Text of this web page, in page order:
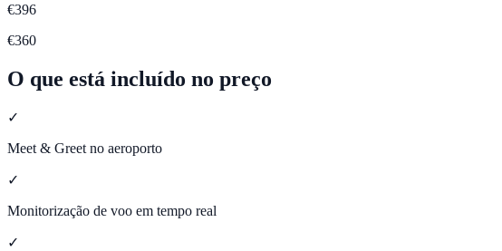
€396
€360
O que está incluído no preço
✓
Meet & Greet no aeroporto
✓
Monitorização de voo em tempo real
✓